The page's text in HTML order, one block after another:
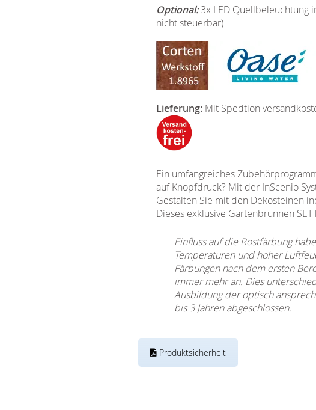
Optional:3x LED Quellbeleuchtung
nicht steuerbar)
Lieferung: Mit Spedtion
Ein umfangreiches
auf Knopfdruck? Mit der InScenio
Gestalten Sie mit den Dekosteinen
Dieses exklusive Gartenbrunnen
Einfluss auf die Rostfärbung
Temperaturen und hoher
Färbungen nach dem ersten
immer mehr an. Dies
Ausbildung der optisch
bis 3 Jahren abgeschlossen.
Produktsicherheit